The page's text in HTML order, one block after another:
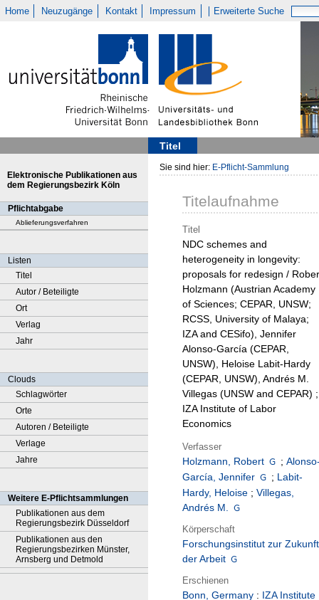
Home Neuzugänge Kontakt Impressum Erweiterte Suche
Titel
Elektronische Publikationen aus
dem Regierungsbezirk Köln
Pflichtabgabe
Ablieferungsverfahren
Listen
Titel
Autor / Beteiligte
Ort
Verlag
Jahr
Clouds
Schlagwörter
Orte
Autoren / Beteiligte
Verlage
Jahre
Weitere E-Pflichtsammlungen
Publikationen aus dem
Regierungsbezirk Düsseldorf
Publikationen aus den
Regierungsbezirken Münster,
Arnsberg und Detmold
Sie sind hier: E-Pflicht-Sammlung
Titelaufnahme
Titel
NDC schemes and
heterogeneity in longevity:
proposals for redesign /
Holzmann (Austrian Academy
of Sciences; CEPAR, UNSW;
RCSS, University of Malaya;
IZA and CESifo), Jennifer
Alonso-García (CEPAR,
UNSW), Heloise Labit-Hardy
(CEPAR, UNSW), Andrés M.
Villegas (UNSW and CEPAR) ;
IZA Institute of Labor
Economics
Verfasser
Holzmann, Robert ;
García, Jennifer
; Labit-
Hardy, Heloise ; Villegas,
Andrés M.
Körperschaft
Forschungsinstitut zur Zukunft
der Arbeit
Erschienen
Bonn, Germany : IZA Institute